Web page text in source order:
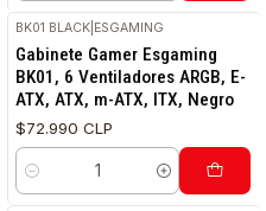
BK01 BLACK ESGAMING
Gabinete Gamer Esgaming
BK01, 6 Ventiladores ARGB, E-
ATX, ATX, m-ATX, ITX, Negro
$72.990 CLP
Cantidad